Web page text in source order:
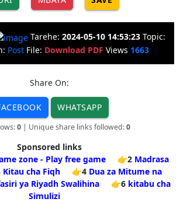
Tarehe: 2024-05-10 14:53:23 Topic:
PostFile: Download PDF Views 1663
Share On:
WHATSAPP
0| Unique share links followed:0
Sponsored links
zone - Play free game 👉2 Madrasa
Kitau cha Fiqh 👉4 Dua za Mitume na
ya Riyadh Swalihina 👉6 kitabu cha
Simulizi